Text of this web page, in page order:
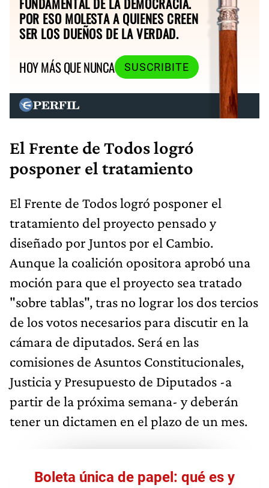
POR ESO MOLESTA A QUIENES CREEN
SER LOS DUEÑOS DE LA VERDAD.
HOY MÁS QUE NUNCA
SUSCRIBITE
El Frente de Todos logró
posponer el tratamiento
El Frente de Todos logró posponer el
tratamiento del proyecto pensado y
diseñado por Juntos por el Cambio.
Aunque la coalición opositora aprobó una
moción para que el proyecto sea tratado
"sobre tablas", tras no lograr los dos tercios
de los votos necesarios para discutir en la
cámara de diputados. Será en las
comisiones de Asuntos Constitucionales,
Justicia y Presupuesto de Diputados -a
partir de la próxima semana- y deberán
tener un dictamen en el plazo de un mes.
Boleta única de papel: qué es y